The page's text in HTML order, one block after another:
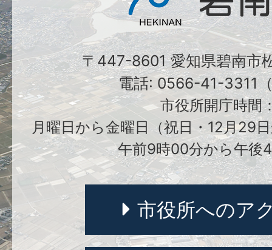
〒447-8601 愛知県碧南市
電話: 0566-41-3311
市役所開庁時間
月曜日から金曜日（祝日・12月29
午前9時00分から午後
市役所へのア